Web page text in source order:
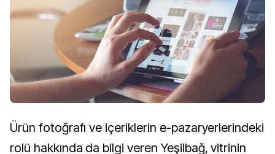
Ürün fotoğrafı ve içeriklerin e-pazaryerlerindeki
rolü hakkında da bilgi veren Yeşilbağ, vitrinin